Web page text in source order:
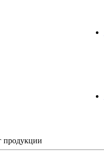
продукции